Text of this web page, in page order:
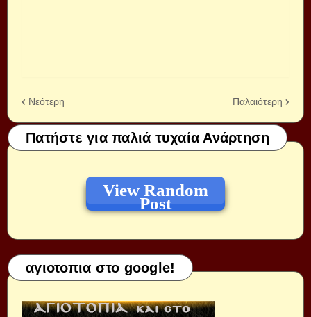
Νεότερη Παλαιότερη
Πατήστε για παλιά τυχαία Ανάρτηση
View Random
Post
αγιοτοπια στο google!